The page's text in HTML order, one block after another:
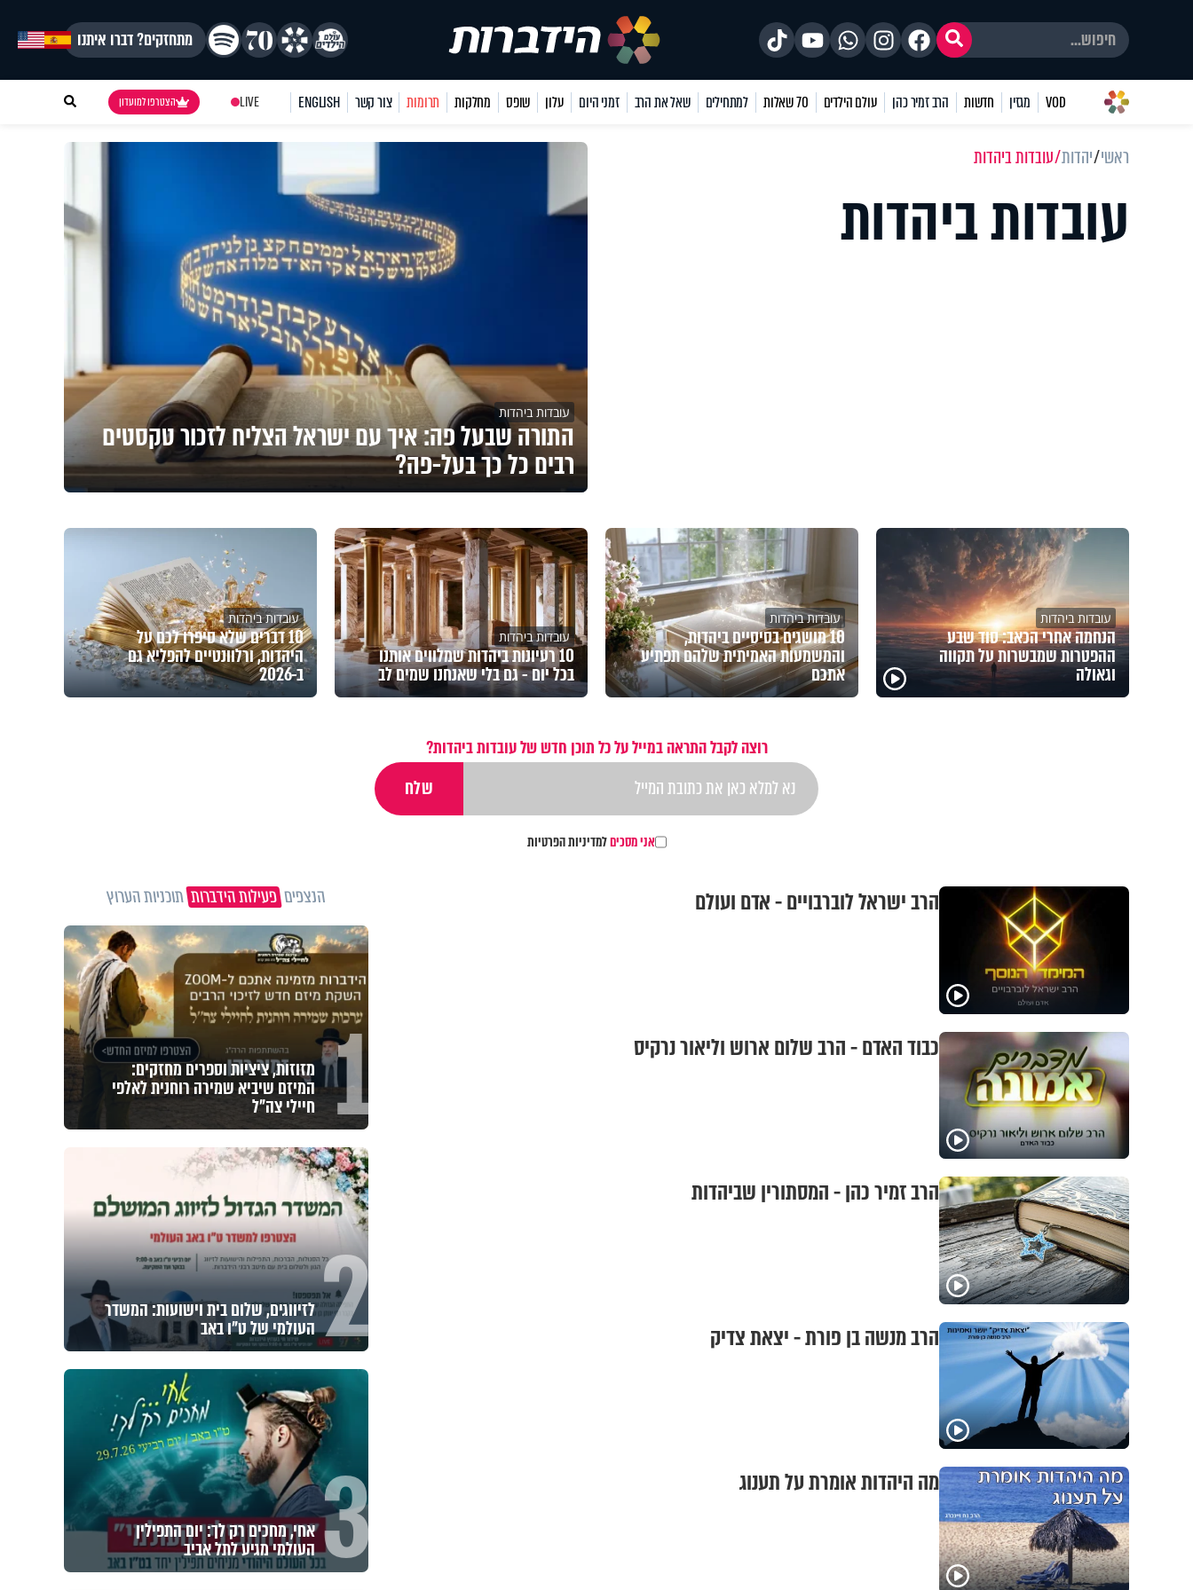
מתחזקים? דברו איתנו
VOD מגזין חדשות הרב זמיר כהן עולם הילדים 70 שאלות למתחילים שאל את הרב זמני היום עלון שופס מחלקות תרומות צור קשר ENGLISH
LIVE הצטרפו למועדון
ראשי יהדות עובדות ביהדות
עובדות ביהדות
עובדות ביהדות
התורה שבעל פה: איך עם ישראל הצליח לזכור טקסטים
רבים כל כך בעל-פה?
עובדות ביהדות
הנחמה אחרי הכאב: סוד שבע
ההפטרות שמבשרות על תקווה
וגאולה
עובדות ביהדות
10 מושגים בסיסיים ביהדות,
והמשמעות האמיתית שלהם תפתיע
אתכם
עובדות ביהדות
10 רעיונות ביהדות שמלווים אותנו
בכל יום - גם בלי שאנחנו שמים לב
עובדות ביהדות
10 דברים שלא סיפרו לכם על
היהדות, ורלוונטיים להפליא גם
ב-2026
רוצה לקבל התראה במייל על כל תוכן חדש של עובדות ביהדות?
אני מסכיםלמדיניות הפרטיות
הרב ישראל לוברבויים - אדם ועולם
כבוד האדם - הרב שלום ארוש וליאור נרקיס
הרב זמיר כהן - המסתורין שביהדות
הרב מנשה בן פורת - יצאת צדיק
מה היהדות אומרת על תענוג
הנצפיםפעילות הידברותתוכניות הערוץ
1 מזוזות, ציציות וספרים מחזקים:
המיזם שיביא שמירה רוחנית לאלפי
חיילי צה"ל
2 לזיווגים, שלום בית וישועות: המשדר
העולמי של ט"ו באב
3 אחי, מחכים רק לך: יום התפילין
העולמי מגיע לתל אביב